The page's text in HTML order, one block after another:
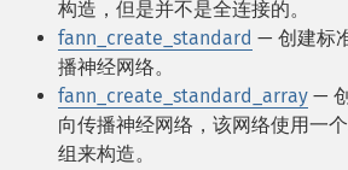
构造，但是并不是全连接的。
fann_create_standard — 创建标
播神经网络。
fann_create_standard_array —
向传播神经网络，该网络使用一
组来构造。